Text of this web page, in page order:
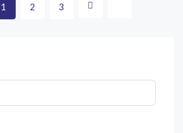
1 2 3